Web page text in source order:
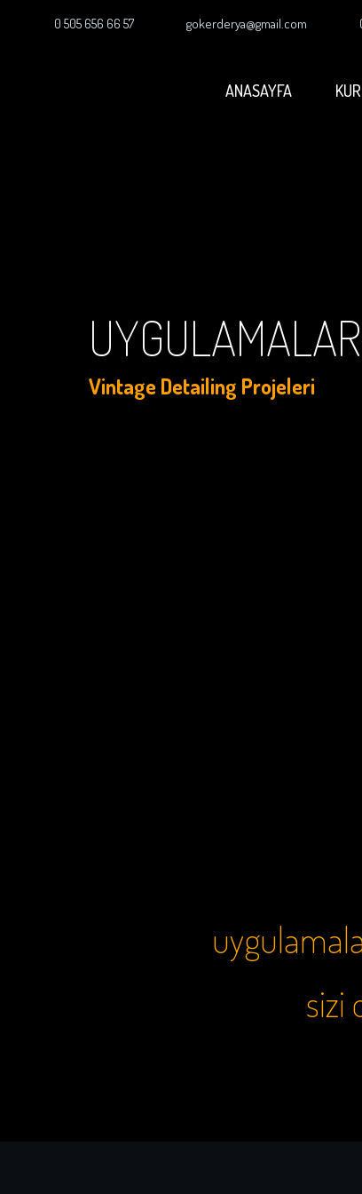
0 505 656 66 57 gokerderya@gmail.com
ANASAYFA
UYGULAMALAR
Vintage Detailing Projeleri
sizi